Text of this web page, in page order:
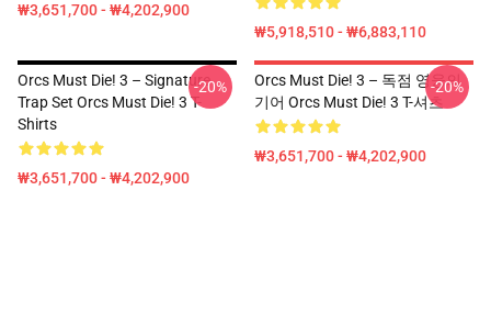
₩3,651,700 - ₩4,202,900
₩5,918,510 - ₩6,883,110
Orcs Must Die! 3 – Signature
Trap Set Orcs Must Die! 3 T-
Shirts
₩3,651,700 - ₩4,202,900
-20%
Orcs Must Die! 3 – 독점 영웅의
기어 Orcs Must Die! 3 T-셔츠
₩3,651,700 - ₩4,202,900
-20%